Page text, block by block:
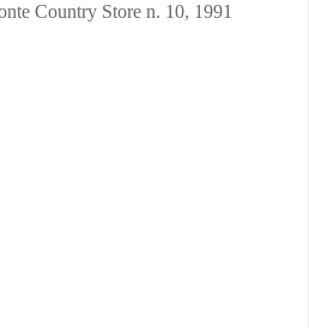
Country Store n. 10, 1991